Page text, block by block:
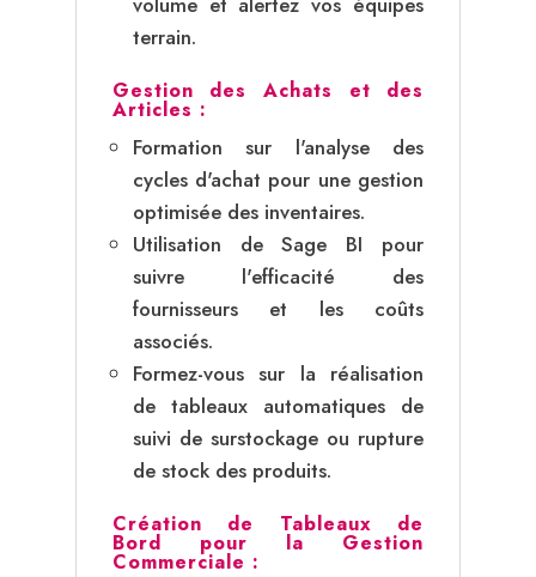
terrain.
Gestion des Achats et des
Articles :
Formation sur l'analyse des
cycles d'achat pour une gestion
optimisée des inventaires.
Utilisation de Sage BI pour
suivre l'efficacité des
fournisseurs et les coûts
associés.
Formez-vous sur la réalisation
de tableaux automatiques de
suivi de surstockage ou rupture
de stock des produits.
Création de Tableaux de
Bord pour la Gestion
Commerciale :